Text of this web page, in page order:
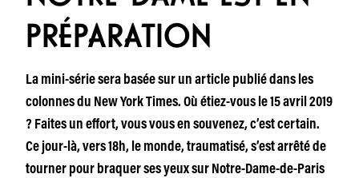
PRÉPARATION
La mini-série sera basée sur un article publié dans les
colonnes du New York Times. Où étiez-vous le 15 avril 2019
? Faites un effort, vous vous en souvenez, c’est certain.
Ce jour-là, vers 18h, le monde, traumatisé, s’est arrêté de
tourner pour braquer ses yeux sur Notre-Dame-de-Paris